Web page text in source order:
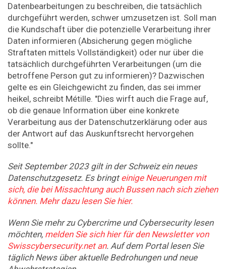
Datenbearbeitungen zu beschreiben, die tatsächlich
durchgeführt werden, schwer umzusetzen ist. Soll man
die Kundschaft über die potenzielle Verarbeitung ihrer
Daten informieren (Absicherung gegen mögliche
Straftaten mittels Vollständigkeit) oder nur über die
tatsächlich durchgeführten Verarbeitungen (um die
betroffene Person gut zu informieren)? Dazwischen
gelte es ein Gleichgewicht zu finden, das sei immer
heikel, schreibt Métille. "Dies wirft auch die Frage auf,
ob die genaue Information über eine konkrete
Verarbeitung aus der Datenschutzerklärung oder aus
der Antwort auf das Auskunftsrecht hervorgehen
sollte."
Seit September 2023 gilt in der Schweiz ein neues
Datenschutzgesetz. Es bringt einige Neuerungen mit
sich, die bei Missachtung auch Bussen nach sich ­ziehen
können. Mehr dazu lesen Sie hier.
Wenn Sie mehr zu Cybercrime und Cybersecurity lesen
möchten, melden Sie sich hier für den Newsletter von
Swisscybersecurity.net an. Auf dem Portal lesen Sie
täglich News über aktuelle Bedrohungen und neue